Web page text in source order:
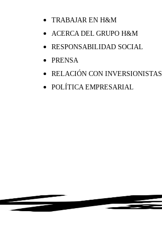
TRABAJAR EN H&M
ACERCA DEL GRUPO H&M
RESPONSABILIDAD SOCIAL
PRENSA
RELACIÓN CON INVERSIONISTAS
POLÍTICA EMPRESARIAL